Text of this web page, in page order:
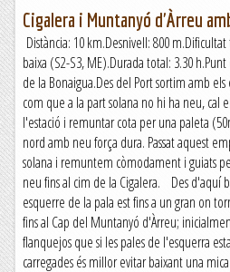
Cigalera i Muntanyó d'Àrreu
Distància: 10 km.Desnivell: 800
baixa (S2-S3, ME).Durada total: 3.30
de la Bonaigua.Des del Port sortim amb els
com que a la part solana no hi ha neu, cal
l'estació i remuntar cota per una paleta
nord amb neu força dura. Passat aquest
solana i remuntem còmodament i guiats
neu fins al cim de la Cigalera. Des d'aquí
esquerre de la pala est fins a un gran on
fins al Cap del Muntanyó d'Àrreu;
flanquejos que si les pales de l'esquerra
carregades és millor evitar baixant una